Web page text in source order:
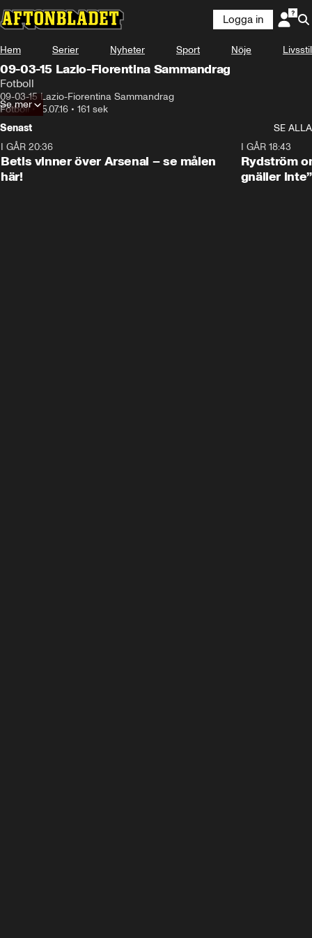
Logga in
Hem Serier Nyheter Sport Nöje Livsstil
09-03-15 Lazio-Fiorentina Sammandrag
Fotboll
09-03-15 Lazio-Fiorentina Sammandrag
Fotboll•15.07.16 • 161 sek
Se mer
Senast
SE ALLA
I GÅR 20:36
Betis vinner över Arsenal – se målen
här!
I GÅR 18:43
Rydström
gnäller inte”